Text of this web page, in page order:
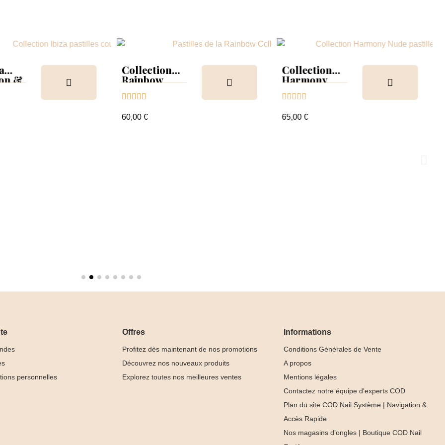
&
Collection
Rainbow
nuancier
    
60,00 €
Collection
Harmony
nuancier
    
65,00 €
personnelles
Offres
Profitez dès maintenant de nos promotions
Découvrez nos nouveaux produits
Explorez toutes nos meilleures ventes
Informations
Conditions Générales de Vente
A propos
Mentions légales
Contactez notre équipe d'experts COD
Plan du site COD Nail Système | Navigation &
Accès Rapide
Nos magasins d’ongles | Boutique COD Nail